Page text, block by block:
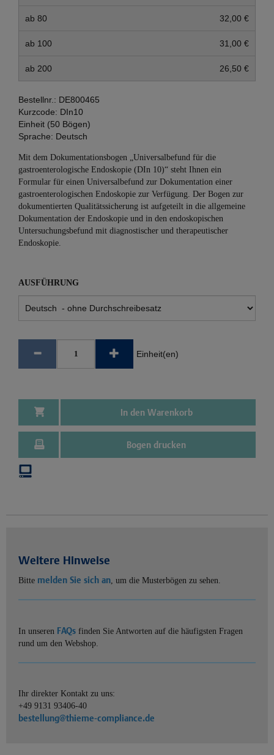
ab 80 32,00 €
ab 100 31,00 €
ab 200 26,50 €
Bestellnr.: DE800465
Kurzcode: DIn10
Einheit (50 Bögen)
Sprache: Deutsch
Mit dem Dokumentationsbogen „Universalbefund für die
gastroenterologische Endoskopie (DIn 10)“ steht Ihnen ein
Formular für einen Universalbefund zur Dokumentation einer
gastroenterologischen Endoskopie zur Verfügung. Der Bogen zur
dokumentierten Qualitätssicherung ist aufgeteilt in die allgemeine
Dokumentation der Endoskopie und in den endoskopischen
Untersuchungsbefund mit diagnostischer und therapeutischer
Endoskopie.
AUSFÜHRUNG
Einheit(en)
In den Warenkorb
Bogen drucken
Weitere Hinweise
Bitte melden Sie sich an, um die Musterbögen zu sehen.
In unseren FAQs finden Sie Antworten auf die häufigsten Fragen
rund um den Webshop.
Ihr direkter Kontakt zu uns:
+49 9131 93406-40
bestellung@thieme-compliance.de